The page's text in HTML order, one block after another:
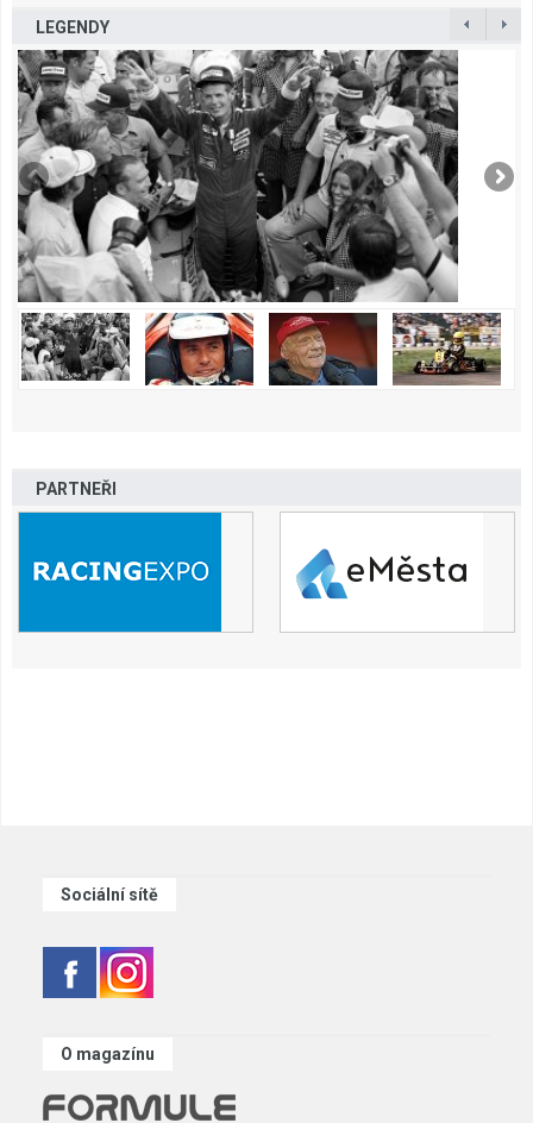
LEGENDY
PARTNEŘI
Sociální sítě
O magazínu